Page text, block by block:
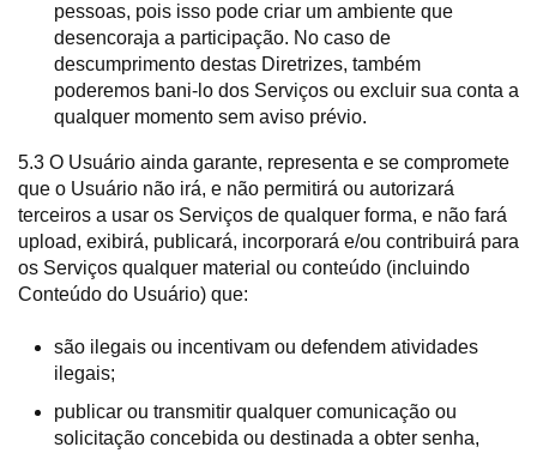
pessoas, pois isso pode criar um ambiente que
desencoraja a participação. No caso de
descumprimento destas Diretrizes, também
poderemos bani-lo dos Serviços ou excluir sua conta a
qualquer momento sem aviso prévio.
5.3 O Usuário ainda garante, representa e se compromete
que o Usuário não irá, e não permitirá ou autorizará
terceiros a usar os Serviços de qualquer forma, e não fará
upload, exibirá, publicará, incorporará e/ou contribuirá para
os Serviços qualquer material ou conteúdo (incluindo
Conteúdo do Usuário) que:
são ilegais ou incentivam ou defendem atividades
ilegais;
publicar ou transmitir qualquer comunicação ou
solicitação concebida ou destinada a obter senha,